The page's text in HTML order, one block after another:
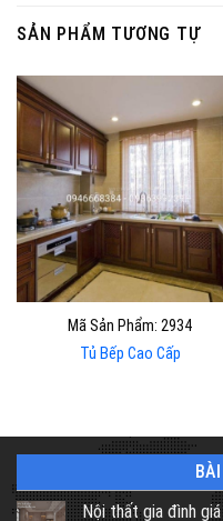
SẢN PHẨM TƯƠNG TỰ
Mã Sản Phẩm: 2934
Tủ Bếp Cao Cấp
Nội thất gia đình